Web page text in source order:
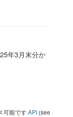
年3月末分か
可能ですAPI (see